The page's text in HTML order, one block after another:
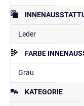
Leder
FARBE
Grau
KATEGORIE